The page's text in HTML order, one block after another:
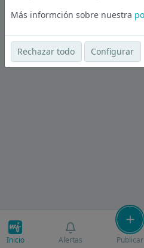
Inicio Alertas Publicar
Más informción sobre nuestra
Rechazar todo Configurar